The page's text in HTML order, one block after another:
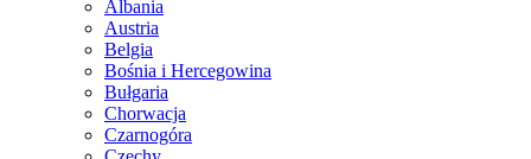
Albania
Austria
Belgia
Bośnia i Hercegowina
Bułgaria
Chorwacja
Czarnogóra